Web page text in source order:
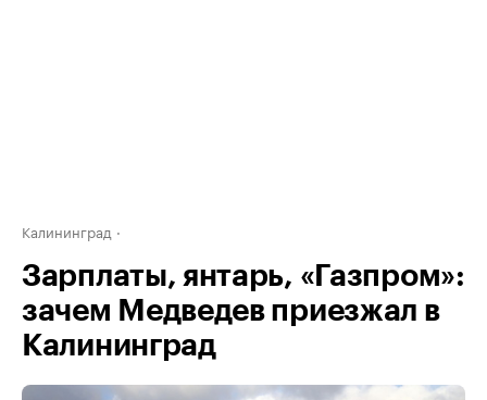
Калининград
Зарплаты, янтарь, «Газпром»:
зачем Медведев приезжал в
Калининград